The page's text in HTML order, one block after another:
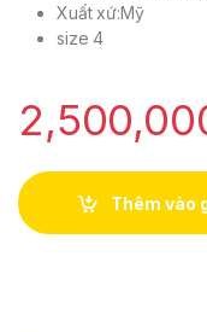
Xuất xứ:Mỹ
size 4
Thêm vào